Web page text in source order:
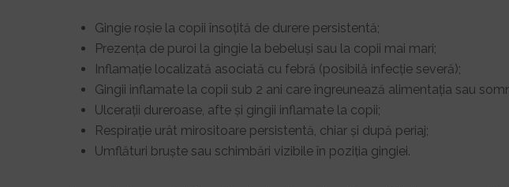
Gingie roșie la copii însoțită de durere persistentă;
Prezența de puroi la gingie la bebeluși sau la copii mai mari;
Inflamație localizată asociată cu febră (posibilă infecție severă);
Gingii inflamate la copii sub 2 ani care îngreunează alimentația sau
Ulcerații dureroase, afte și gingii inflamate la copii;
Respirație urât mirositoare persistentă, chiar și după periaj;
Umflături bruște sau schimbări vizibile în poziția gingiei.